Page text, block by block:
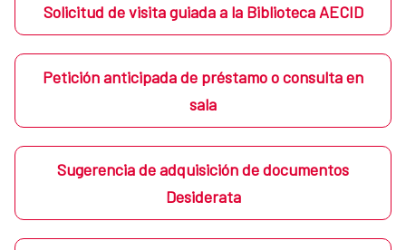
Solicitud de visita guiada a la Biblioteca AECID
Petición anticipada de préstamo o consulta en
sala
Sugerencia de adquisición de documentos
Desiderata